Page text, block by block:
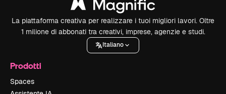
La piattaforma creativa per realizzare i tuoi migliori lavori. Oltre
1 milione di abbonati tra creativi, imprese, agenzie e studi.
Italiano
Prodotti
Spaces